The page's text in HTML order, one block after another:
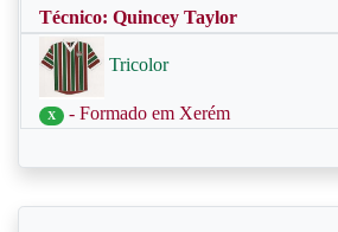
Técnico: Quincey Taylor
Tricolor
X - Formado em Xerém